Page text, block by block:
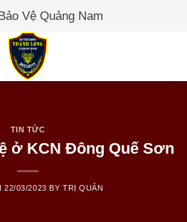
Vệ Quảng Nam
TIN TỨC
ở KCN Đông Quế Sơn
22/03/2023 BY TRỊ QUẢN